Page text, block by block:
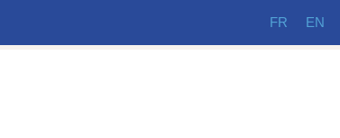
FR EN